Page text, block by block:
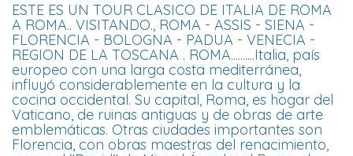
ESTE ES UN TOUR CLASICO DE ITALIA DE ROMA
A ROMA.. VISITANDO., ROMA - ASSIS - SIENA -
FLORENCIA - BOLOGNA - PADUA - VENECIA -
REGION DE LA TOSCANA . ROMA..........Italia, país
europeo con una larga costa mediterránea,
influyó considerablemente en la cultura y la
cocina occidental. Su capital, Roma, es hogar del
Vaticano, de ruinas antiguas y de obras de arte
emblemáticas. Otras ciudades importantes son
Florencia, con obras maestras del renacimiento,